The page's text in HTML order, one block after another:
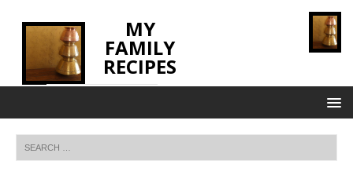
MY
FAMILY
RECIPES